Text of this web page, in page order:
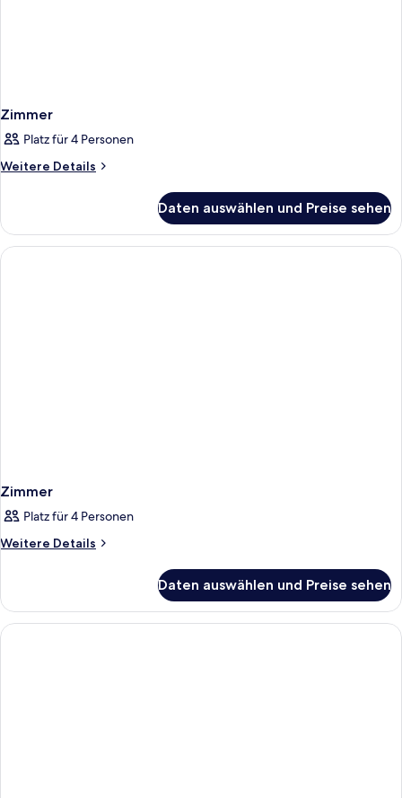
Zimmer
Platz für 4 Personen
Weitere Details
Weitere
Daten auswählen und Preise sehen
Zimmer
Platz für 4 Personen
Weitere Details
Weitere
Daten auswählen und Preise sehen